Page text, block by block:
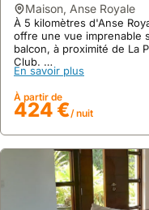
maison, Anse Royale
À 5 kilomètres d'Anse
offre une vue imprenable
balcon, à proximité de La
Club.
Cette maison de
dispose d'une cuisine
d'une aire de jeux pour
sécurisé et reposant avec
En savoir plus
À partir de
424 €/ nuit